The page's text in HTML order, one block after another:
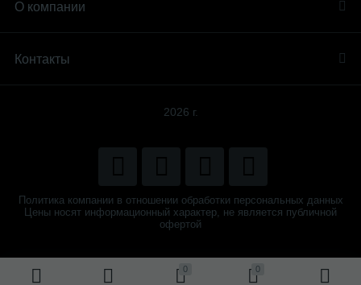
0 0
О компании
Контакты
2026 г.
Политика компании в отношении обработки персональных данных
Цены носят информационный характер, не является публичной
офертой